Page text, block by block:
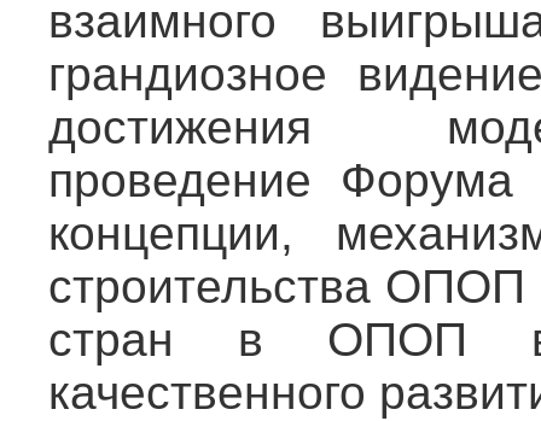
взаимного
грандиозное
достижения
проведение
концепции,
строительства ОПОП
стран в ОПОП
качественного